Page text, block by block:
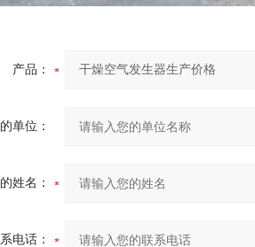
产品：
单位：
姓名：
电话：